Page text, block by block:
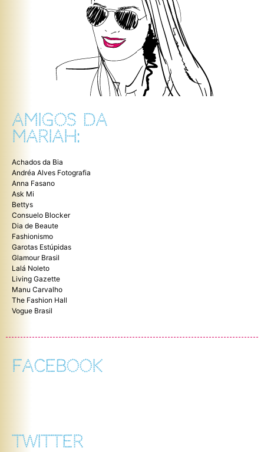
AMIGOS DA
MARIAH:
Achados da Bia
Andréa Alves Fotografia
Anna Fasano
Ask Mi
Bettys
Consuelo Blocker
Dia de Beaute
Fashionismo
Garotas Estúpidas
Glamour Brasil
Lalá Noleto
Living Gazette
Manu Carvalho
The Fashion Hall
Vogue Brasil
FACEBOOK
TWITTER